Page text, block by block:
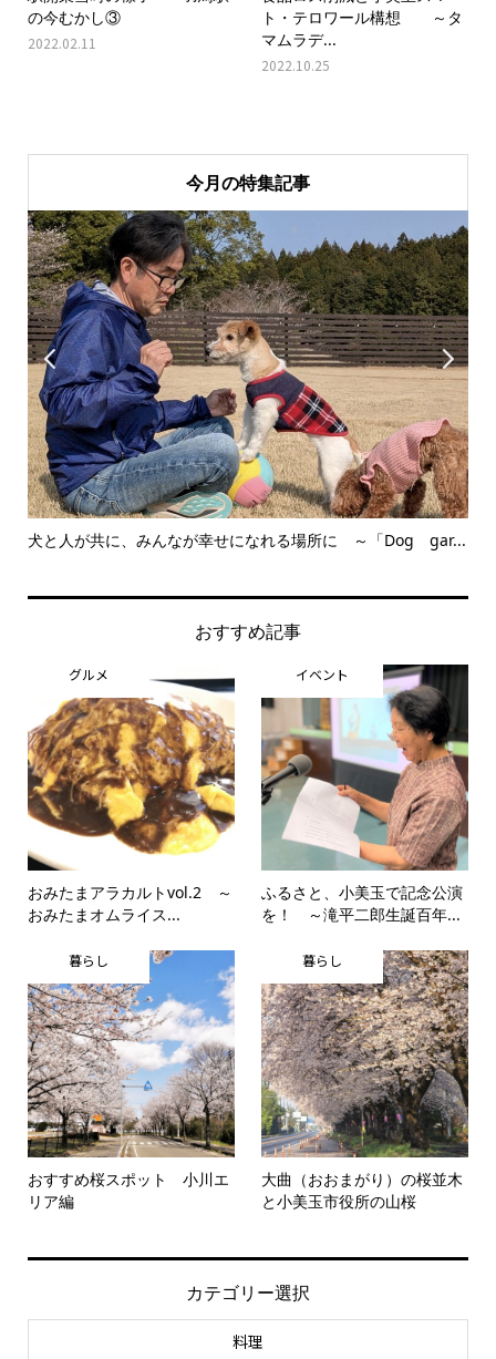
の今むかし③
2022.02.11
ト・テロワール構想 ～タ
マムラデ...
2022.10.25
今月の特集記事

犬と人が共に、みんなが幸せになれる場所に ～「Dog gar...

おすすめ記事
グルメ
おみたまアラカルトvol.2 ～
おみたまオムライス...
イベント
ふるさと、小美玉で記念公演
を！ ～滝平二郎生誕百年...
暮らし
おすすめ桜スポット 小川エ
リア編
暮らし
大曲（おおまがり）の桜並木
と小美玉市役所の山桜
カテゴリー選択
料理